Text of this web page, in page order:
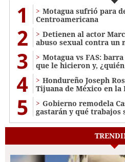
1
Motagua sufrió para
Centroamericana
2
Detienen al actor
abuso sexual contra un
3
Motagua vs FAS:
que le hicieron y,
4
Hondureño Joseph
Tijuana de México en la
5
Gobierno remodela
gastarán y qué trabajos